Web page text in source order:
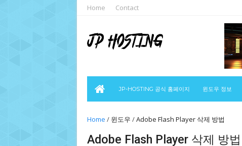
Home Contact
JP-HOSTING 공식 홈페이지 윈도우 정보
Home / 윈도우 /Adobe Flash Player 삭제 방법
Adobe Flash Player 삭제 방법